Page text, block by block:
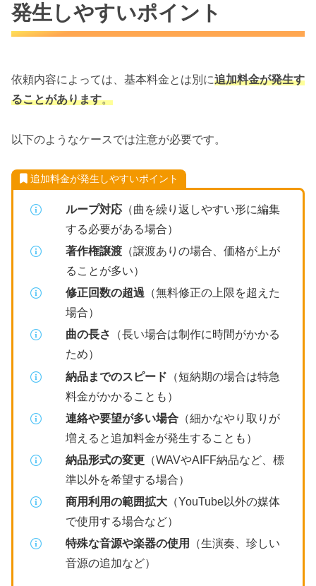
発生しやすいポイント
依頼内容によっては、基本料金とは別に追加料金が発生す
ることがあります。
以下のようなケースでは注意が必要です。
追加料金が発生しやすいポイント
ループ対応（曲を繰り返しやすい形に編集
する必要がある場合）
著作権譲渡（譲渡ありの場合、価格が上が
ることが多い）
修正回数の超過 （無料修正の上限を超えた
場合）
曲の長さ （長い場合は制作に時間がかかる
ため）
納品までのスピード （短納期の場合は特急
料金がかかることも）
連絡や要望が多い場合（細かなやり取りが
増えると追加料金が発生することも）
納品形式の変更（WAVやAIFF納品など、標
準以外を希望する場合）
商用利用の範囲拡大（YouTube以外の媒体
で使用する場合など）
特殊な音源や楽器の使用
（生演奏、珍しい
音源の追加など）